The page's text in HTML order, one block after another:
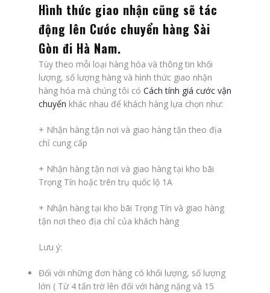
Hình thức giao nhận cũng sẽ tác
động lên Cước chuyển hàng Sài
Gòn đi Hà Nam.
Tùy theo mỗi loại hàng hóa và thông tin khối
lượng, số lượng hàng và hình thức giao nhận
hàng hóa mà chúng tôi có Cách tính giá cước vận
chuyển khác nhau để khách hàng lựa chọn như:
+ Nhận hàng tận nơi và giao hàng tận theo địa
chỉ cung cấp
+ Nhận hàng tận nơi và giao hàng tại kho bãi
Trọng Tín hoặc trên trụ quốc lộ 1A
+ Nhận hàng tại kho bãi Trọng Tín và giao hàng
tận nơi theo địa chỉ của khách hàng
Lưu ý:
Đối với những đơn hàng có khối lượng, số lượng
lớn ( Từ 4 tấn trờ lên đối với hàng nặng và 15